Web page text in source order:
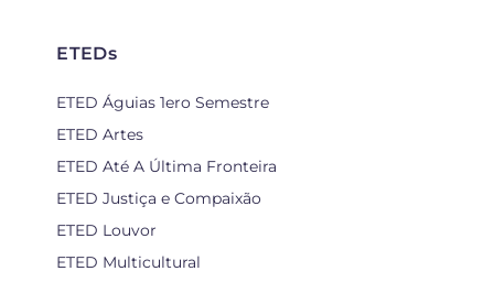
ETEDs
ETED Águias 1ero Semestre
ETED Artes
ETED Até A Última Fronteira
ETED Justiça e Compaixão
ETED Louvor
ETED Multicultural